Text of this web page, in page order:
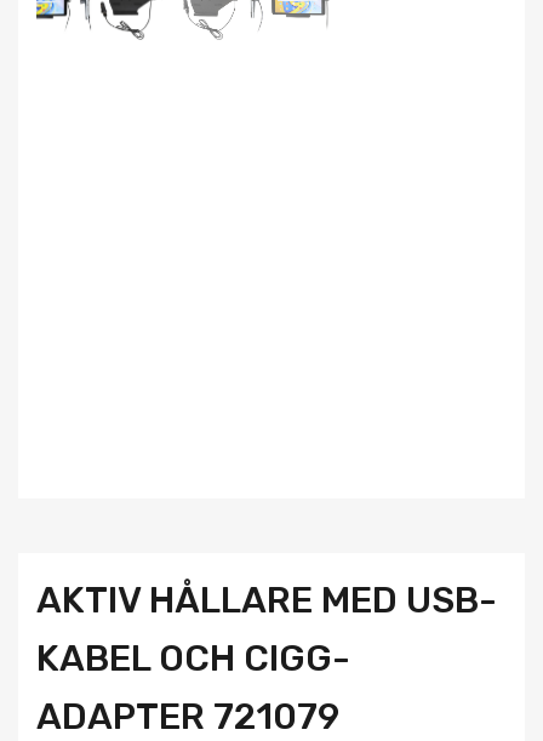
AKTIV HÅLLARE MED USB-
KABEL OCH CIGG-
ADAPTER 721079